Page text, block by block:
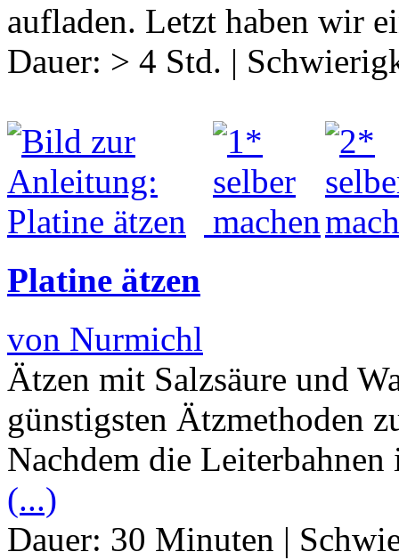
aufladen. Letzt haben wir
Dauer: > 4 Std. |
Platine ätzen
von Nurmichl
Ätzen mit Salzsäure und
günstigsten Ätzmethoden
Nachdem die
(...)
Dauer: 30 Minuten |